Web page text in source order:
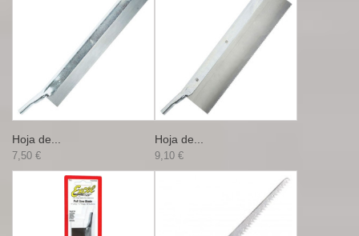
Hoja de...
7,50 €
Hoja de...
9,10 €